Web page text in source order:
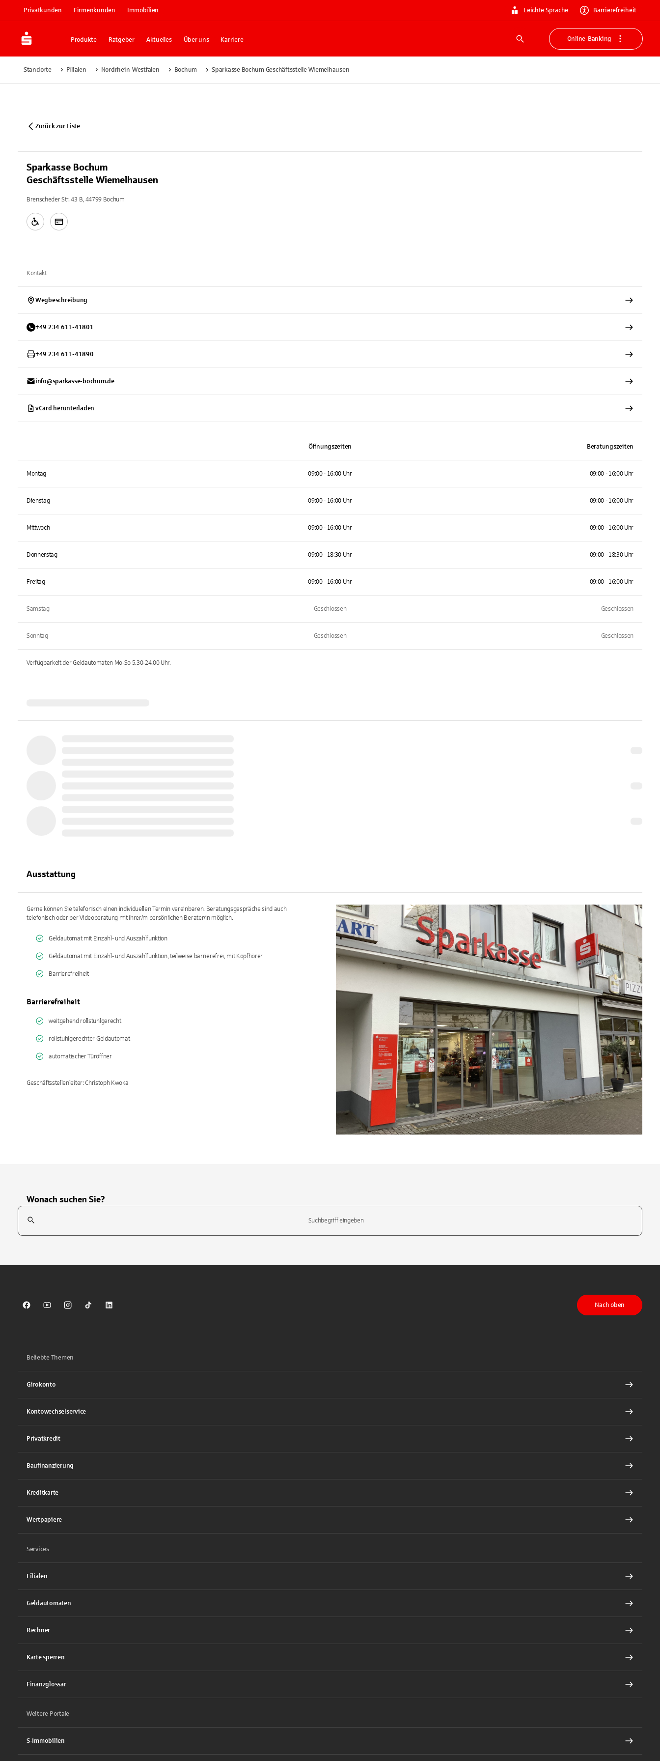
Privatkunden Firmenkunden Immobilien Leichte Sprache Barrierefreiheit
Produkte Ratgeber Aktuelles Über uns Karriere
Suche
Online-Banking
Standorte Filialen Nordrhein-Westfalen Bochum Sparkasse Bochum Geschäftsstelle Wiemelhausen
Zurück zur Liste
Sparkasse Bochum
Geschäftsstelle Wiemelhausen
Brenscheder Str. 43 B, 44799 Bochum
Kontakt
Wegbeschreibung
+49 234 611-41801
+49 234 611-41890
info@sparkasse-bochum.de
vCard herunterladen
Öffnungszeiten Beratungszeiten
Montag 09:00 - 16:00 Uhr 09:00 - 16:00 Uhr
Dienstag 09:00 - 16:00 Uhr 09:00 - 16:00 Uhr
Mittwoch 09:00 - 16:00 Uhr 09:00 - 16:00 Uhr
Donnerstag 09:00 - 18:30 Uhr 09:00 - 18:30 Uhr
Freitag 09:00 - 16:00 Uhr 09:00 - 16:00 Uhr
Samstag Geschlossen Geschlossen
Sonntag Geschlossen Geschlossen
Verfügbarkeit der Geldautomaten Mo-So 5.30-24.00Uhr.
Ausstattung
Gerne können Sie telefonisch einen individuellen Termin vereinbaren. Beratungsgespräche sind auch
telefonisch oder per Videoberatung mit Ihrer/m persönlichen Berater/in möglich.
Geldautomat mit Einzahl- und Auszahlfunktion
Geldautomat mit Einzahl- und Auszahlfunktion, teilweise barrierefrei, mit Kopfhörer
Barrierefreiheit
Barrierefreiheit
weitgehend rollstuhlgerecht
rollstuhlgerechter Geldautomat
automatischer Türöffner
Geschäftsstellenleiter: Christoph Kwoka
Wonach suchen Sie?
Suchfeld
Sparkasse auf Facebook
Sparkasse auf Youtube
Sparkasse auf Instagram
Sparkasse auf TikTok
Sparkasse auf LinkedIn
Nach oben
Beliebte Themen
Girokonto
Kontowechselservice
Privatkredit
Baufinanzierung
Kreditkarte
Wertpapiere
Services
Filialen
Geldautomaten
Rechner
Karte sperren
Finanzglossar
Weitere Portale
S-Immobilien